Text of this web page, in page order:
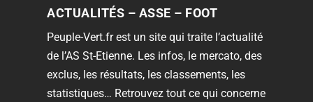
ACTUALITÉS – ASSE – FOOT
Peuple-Vert.fr est un site qui traite l’actualité
de l’AS St-Etienne. Les infos, le mercato, des
exclus, les résultats, les classements, les
statistiques… Retrouvez tout ce qui concerne